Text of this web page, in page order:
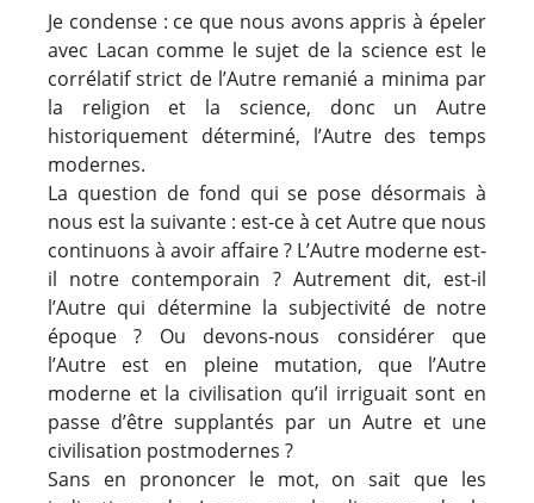
Je condense : ce que nous avons appris à épeler
avec Lacan comme le sujet de la science est le
corrélatif strict de l’Autre remanié a minima par
la religion et la science, donc un Autre
historiquement déterminé, l’Autre des temps
modernes.
La question de fond qui se pose désormais à
nous est la suivante : est-ce à cet Autre que nous
continuons à avoir affaire ? L’Autre moderne est-
il notre contemporain ? Autrement dit, est-il
l’Autre qui détermine la subjectivité de notre
époque ? Ou devons-nous considérer que
l’Autre est en pleine mutation, que l’Autre
moderne et la civilisation qu’il irriguait sont en
passe d’être supplantés par un Autre et une
civilisation postmodernes ?
Sans en prononcer le mot, on sait que les